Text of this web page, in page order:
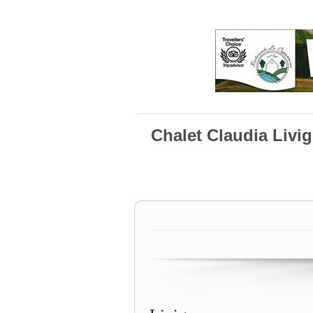
Chalet Claudia